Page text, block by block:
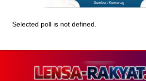
Sumber: Kemenag
Selected poll is not defined.